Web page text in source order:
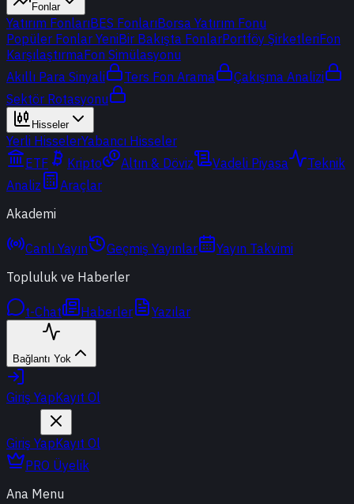
Fonlar
Yatırım FonlarıBES FonlarıBorsa Yatırım Fonu
Popüler Fonlar YeniBir Bakışta FonlarPortföy ŞirketleriFon
KarşılaştırmaFon Simülasyonu
Akıllı Para Sinyali
Ters Fon Arama
Çakışma Analizi
Sektör Rotasyonu
Hisseler
Yerli HisselerYabancı Hisseler
ETF
Kripto Altın & Döviz Vadeli Piyasa
Teknik
Analiz
Araçlar
Akademi
Canlı Yayın Geçmiş Yayınlar
Yayın Takvimi
Topluluk ve Haberler
t-Chat Haberler Yazılar
Bağlantı Yok
Giriş YapKayıt Ol
Giriş YapKayıt Ol
PRO Üyelik
Ana Menu